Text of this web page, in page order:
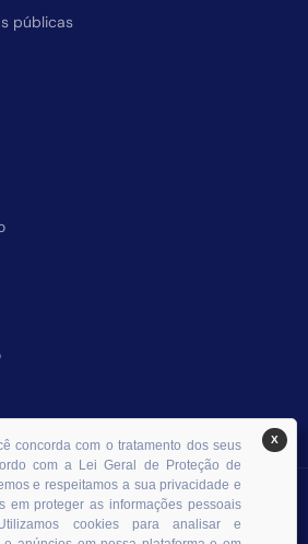
públicas
os direitos reservados.
X
concorda com o tratamento dos seus
com a Lei Geral de Proteção de
e respeitamos a sua privacidade e
em proteger as informações pessoais
cookies para analisar e